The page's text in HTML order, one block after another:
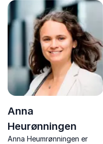
Anna
Heurønningen
Anna Heumrønningen er